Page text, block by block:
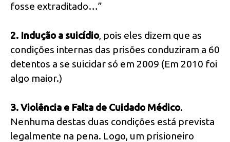
fosse extraditado…”
2. Indução a suicídio, pois eles dizem que as
condições internas das prisões conduziram a 60
detentos a se suicidar só em 2009 (Em 2010 foi
algo maior.)
3.Violência e Falta de Cuidado Médico.
Nenhuma destas duas condições está prevista
legalmente na pena. Logo, um prisioneiro